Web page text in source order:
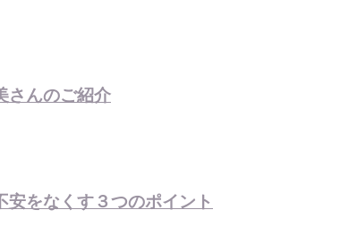
さんのご紹介
をなくす３つのポイント